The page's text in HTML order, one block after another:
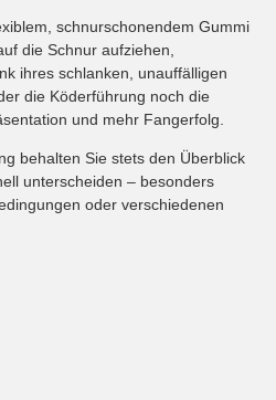
schnurschonendem Gummi
die Schnur aufziehen,
ihres schlanken, unauffälligen
die Köderführung noch die
und mehr Fangerfolg.
behalten Sie stets den Überblick
unterscheiden – besonders
oder verschiedenen